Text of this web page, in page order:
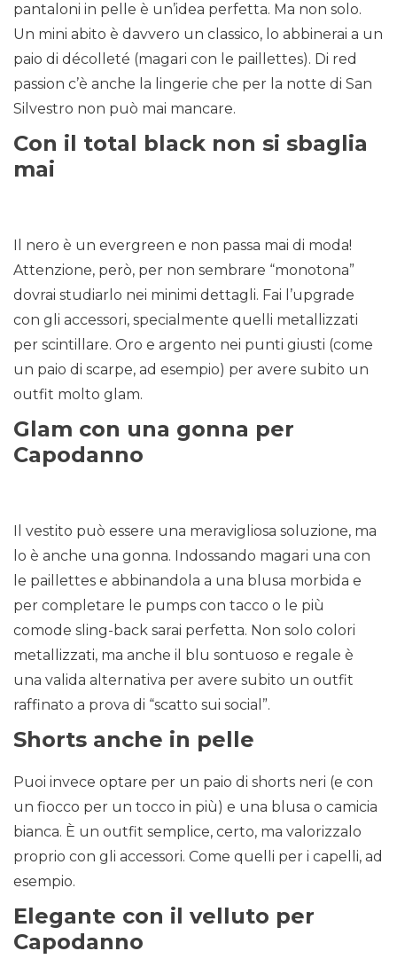
pantaloni in pelle è un’idea perfetta. Ma non solo.
Un mini abito è davvero un classico, lo abbinerai a un
paio di décolleté (magari con le paillettes). Di red
passion c’è anche la lingerie che per la notte di San
Silvestro non può mai mancare.
Con il total black non si sbaglia
mai
Il nero è un evergreen e non passa mai di moda!
Attenzione, però, per non sembrare “monotona”
dovrai studiarlo nei minimi dettagli. Fai l’upgrade
con gli accessori, specialmente quelli metallizzati
per scintillare. Oro e argento nei punti giusti (come
un paio di scarpe, ad esempio) per avere subito un
outfit molto glam.
Glam con una gonna per
Capodanno
Il vestito può essere una meravigliosa soluzione, ma
lo è anche una gonna. Indossando magari una con
le paillettes e abbinandola a una blusa morbida e
per completare le pumps con tacco o le più
comode sling-back sarai perfetta. Non solo colori
metallizzati, ma anche il blu sontuoso e regale è
una valida alternativa per avere subito un outfit
raffinato a prova di “scatto sui social”.
Shorts anche in pelle
Puoi invece optare per un paio di shorts neri (e con
un fiocco per un tocco in più) e una blusa o camicia
bianca. È un outfit semplice, certo, ma valorizzalo
proprio con gli accessori. Come quelli per i capelli, ad
esempio.
Elegante con il velluto per
Capodanno